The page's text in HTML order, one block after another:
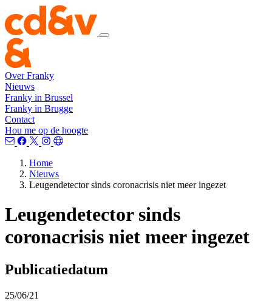
Over Franky
Nieuws
Franky in Brussel
Franky in Brugge
Contact
Hou me op de hoogte
Home
Nieuws
Leugendetector sinds coronacrisis niet meer ingezet
Leugendetector sinds
coronacrisis niet meer ingezet
Publicatiedatum
25/06/21